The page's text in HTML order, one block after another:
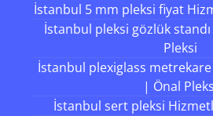
İstanbul 5 mm pleksi fiyat
İstanbul pleksi gözlük
Pleksi
İstanbul plexiglass
| Önal
İstanbul sert pleksi